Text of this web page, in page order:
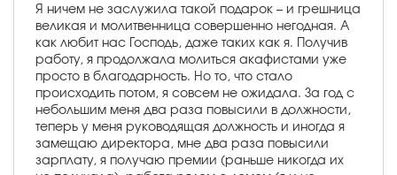
Я ничем не заслужила такой подарок – и грешница
великая и молитвенница совершенно негодная. А
как любит нас Господь, даже таких как я. Получив
работу, я продолжала молиться акафистами уже
просто в благодарность. Но то, что стало
происходить потом, я совсем не ожидала. За год с
небольшим меня два раза повысили в должности,
теперь у меня руководящая должность и иногда я
замещаю директора, мне два раза повысили
зарплату, я получаю премии (раньше никогда их